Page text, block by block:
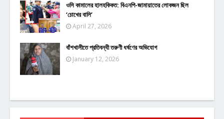
ওসি কামালের হালহকিকত: বিএনপি-জামায়াতের লোকজন ছিল
‘চোখের বালি’
April 27, 2026
বাঁশখালীতে প্রতিবন্ধী তরুণী ধর্ষণের অভিযোগ
January 12, 2026